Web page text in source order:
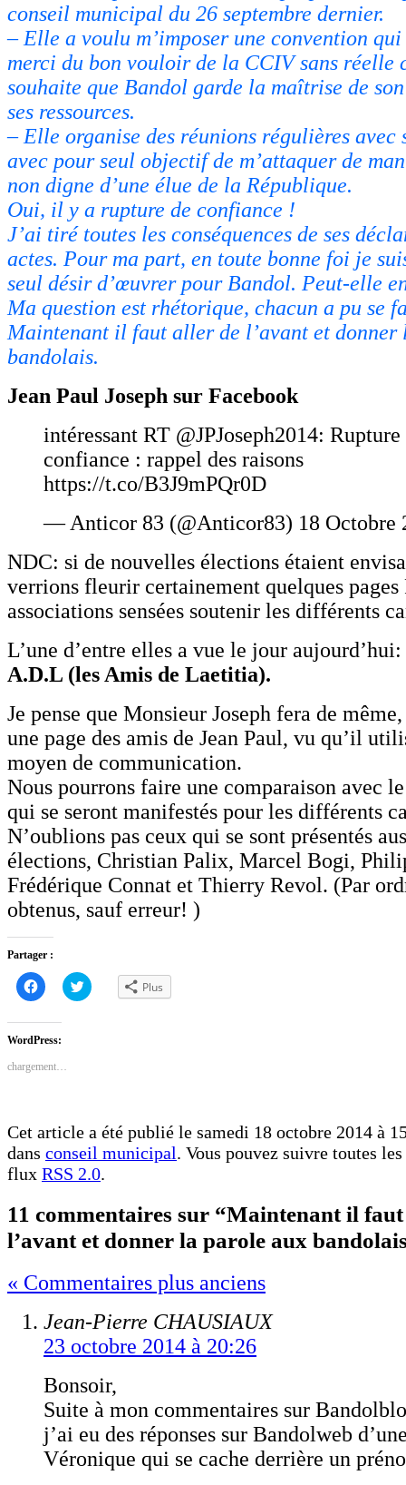
conseil municipal du 26 septembre dernier.
– Elle a voulu m’imposer une convention
merci du bon vouloir de la CCIV sans réelle
souhaite que Bandol garde la maîtrise de
ses ressources.
– Elle organise des réunions régulières avec
avec pour seul objectif de m’attaquer de
non digne d’une élue de la République.
Oui, il y a rupture de confiance !
J’ai tiré toutes les conséquences de ses
actes. Pour ma part, en toute bonne foi je
seul désir d’œuvrer pour Bandol. Peut-elle
Ma question est rhétorique, chacun a pu se
Maintenant il faut aller de l’avant et donner
bandolais.
Jean Paul Joseph sur Facebook
intéressant RT @JPJoseph2014: Rupture
confiance : rappel des raisons
https://t.co/B3J9mPQr0D
— Anticor 83 (@Anticor83) 18 Octobre
NDC: si de nouvelles élections étaient
verrions fleurir certainement quelques pages
associations sensées soutenir les différents
L’une d’entre elles a vue le jour aujourd’hui:
A.D.L (les Amis de Laetitia).
Je pense que Monsieur Joseph fera de
une page des amis de Jean Paul, vu qu’il
moyen de communication.
Nous pourrons faire une comparaison avec
qui se seront manifestés pour les différents
N’oublions pas ceux qui se sont présentés
élections, Christian Palix, Marcel Bogi,
Frédérique Connat et Thierry Revol. (Par
obtenus, sauf erreur! )
Partager :
Cliquez
pour
partager
Facebook(ouvre
dans
une
fenêtre)
Cliquez
pour Plus
WordPress:
chargement…
Cet article a été publié le samedi 18 octobre 2014 à
dans conseil municipal. Vous pouvez suivre toutes
flux RSS 2.0.
11 commentaires sur “Maintenant il
l’avant et donner la parole aux
« Commentaires plus anciens
Jean-Pierre CHAUSIAUX
23 octobre 2014 à 20:26
Bonsoir,
Suite à mon commentaires sur
j’ai eu des réponses sur Bandolweb
Véronique qui se cache derrière un